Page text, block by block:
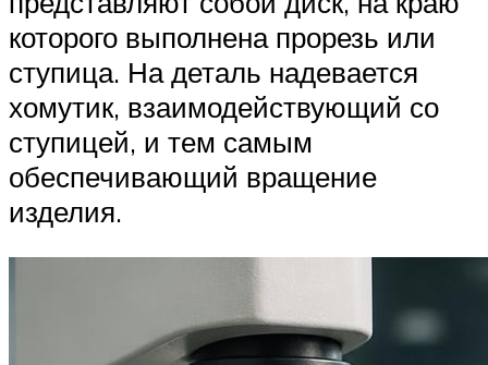
которого выполнена прорезь или
ступица. На деталь надевается
хомутик, взаимодействующий со
ступицей, и тем самым
обеспечивающий вращение
изделия.